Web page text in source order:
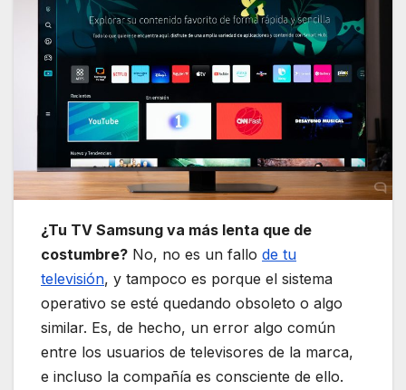
¿Tu TV Samsung va más lenta que de
costumbre? No, no es un fallo de tu
televisión, y tampoco es porque el sistema
operativo se esté quedando obsoleto o algo
similar. Es, de hecho, un error algo común
entre los usuarios de televisores de la marca,
e incluso la compañía es consciente de ello.